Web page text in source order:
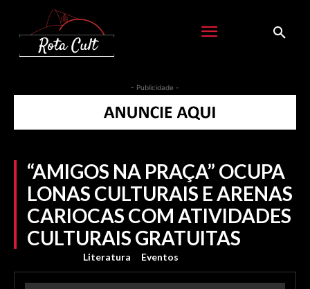
- Publicidade -
“AMIGOS NA PRAÇA” OCUPA
LONAS CULTURAIS E ARENAS
CARIOCAS COM ATIVIDADES
CULTURAIS GRATUITAS
Literatura Eventos